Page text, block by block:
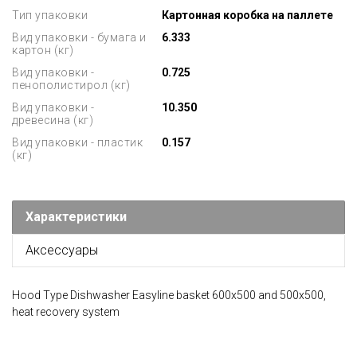
Тип упаковки
Картонная коробка на паллете
Вид упаковки - бумага и
картон (кг)
6.333
Вид упаковки -
пенополистирол (кг)
0.725
Вид упаковки -
древесина (кг)
10.350
Вид упаковки - пластик
(кг)
0.157
Характеристики
Аксессуары
Hood Type Dishwasher Easyline basket 600x500 and 500x500,
heat recovery system